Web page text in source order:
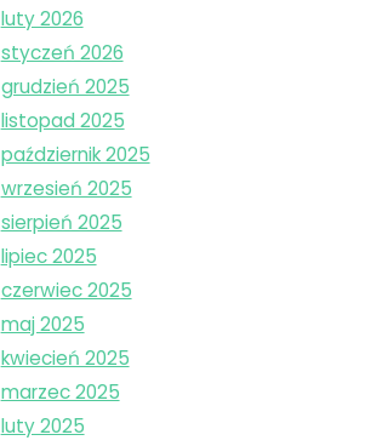
luty 2026
styczeń 2026
grudzień 2025
listopad 2025
październik 2025
wrzesień 2025
sierpień 2025
lipiec 2025
czerwiec 2025
maj 2025
kwiecień 2025
marzec 2025
luty 2025